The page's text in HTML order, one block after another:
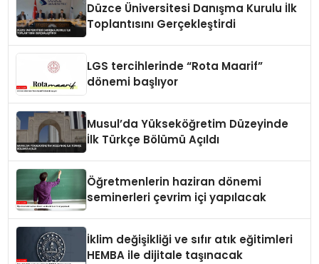
Düzce Üniversitesi Danışma Kurulu İlk
Toplantısını Gerçekleştirdi
LGS tercihlerinde “Rota Maarif”
dönemi başlıyor
Musul’da Yükseköğretim Düzeyinde
İlk Türkçe Bölümü Açıldı
Öğretmenlerin haziran dönemi
seminerleri çevrim içi yapılacak
İklim değişikliği ve sıfır atık eğitimleri
HEMBA ile dijitale taşınacak